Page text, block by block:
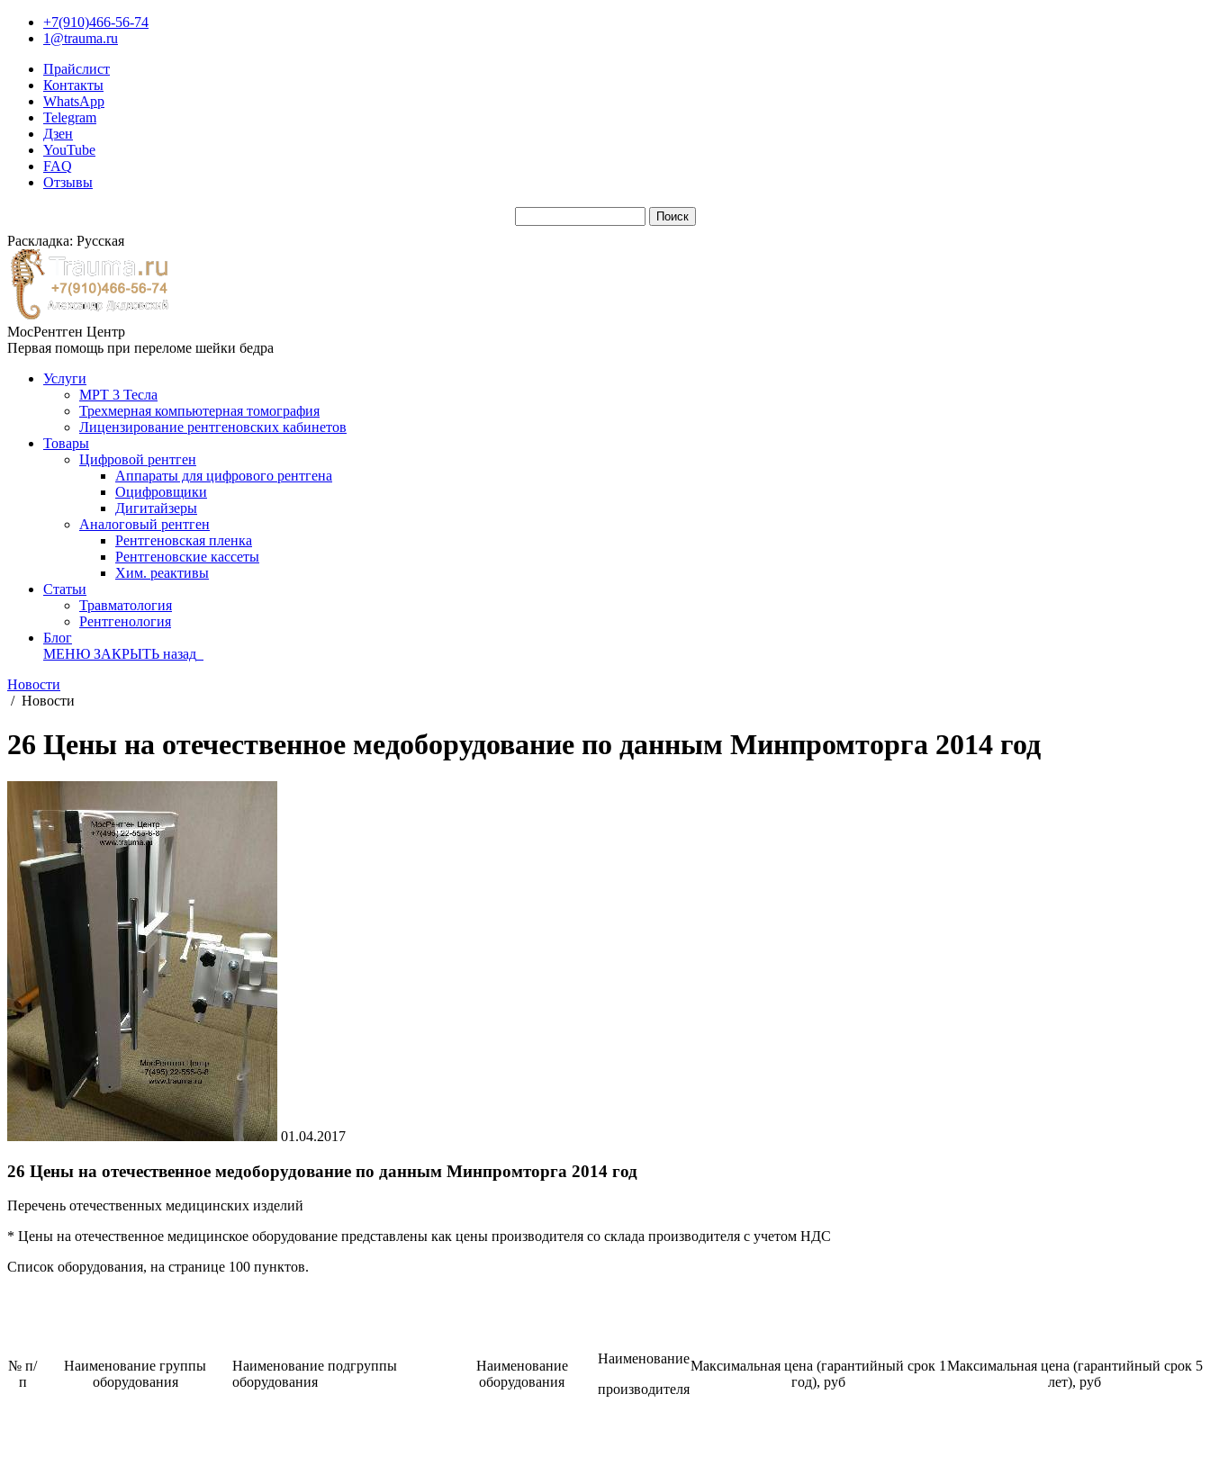
+7(910)466-56-74
1@trauma.ru
Прайслист
Контакты
WhatsApp
Telegram
Дзен
YouTube
FAQ
Отзывы
Раскладка: Русская
МосРентген Центр
Первая помощь при переломе шейки бедра
Услуги
МРТ 3 Тесла
Трехмерная компьютерная томография
Лицензирование рентгеновских кабинетов
Товары
Цифровой рентген
Аппараты для цифрового рентгена
Оцифровщики
Дигитайзеры
Аналоговый рентген
Рентгеновская пленка
Рентгеновские кассеты
Хим. реактивы
Статьи
Травматология
Рентгенология
Блог
МЕНЮ ЗАКРЫТЬ назад
Новости
/ Новости
26 Цены на отечественное медоборудование по данным Минпромторга 2014 год
01.04.2017
26 Цены на отечественное медоборудование по данным Минпромторга 2014 год
Перечень отечественных медицинских изделий
* Цены на отечественное медицинское оборудование представлены как цены производителя со склада производителя с учетом НДС
Список оборудования, на странице 100 пунктов.
№ п/
п
Наименование группы
оборудования
Наименование подгруппы
оборудования
Наименование
оборудования
Наименование
производителя
Максимальная цена (гарантийный срок 1
год), руб
Максимальная цена (гарантийный срок 5
лет), руб